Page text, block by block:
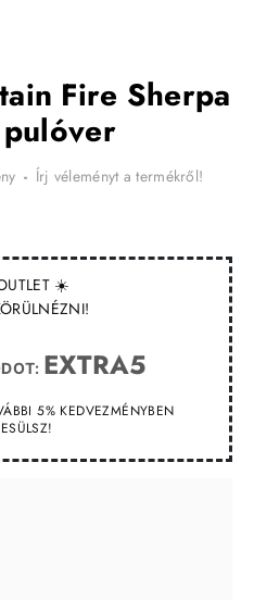
Fire Sherpa
☀️
EXTRA5
5% KEDVEZMÉNYBEN
- Írj véleményt a termékről!